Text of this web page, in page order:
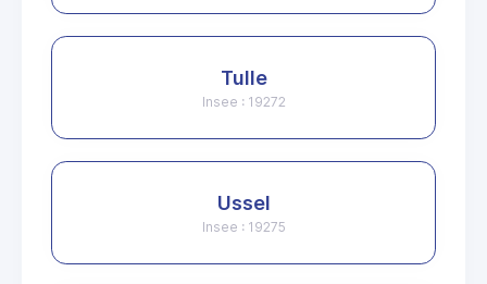
Tulle
Insee : 19272
Ussel
Insee : 19275